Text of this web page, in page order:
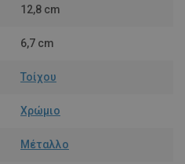
12,8 cm
6,7 cm
Τοίχου
Χρώμιο
Μέταλλο